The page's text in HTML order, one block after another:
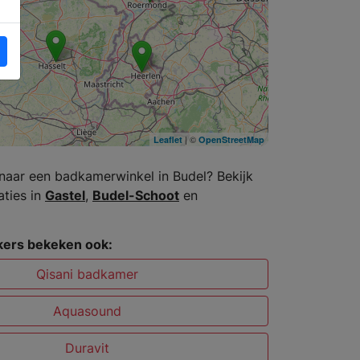
Leaflet| © OpenStreetMap
een badkamerwinkel in Budel? Bekijk
in Gastel, Budel-Schooten
bekeken ook:
Qisani badkamer
Aquasound
Duravit